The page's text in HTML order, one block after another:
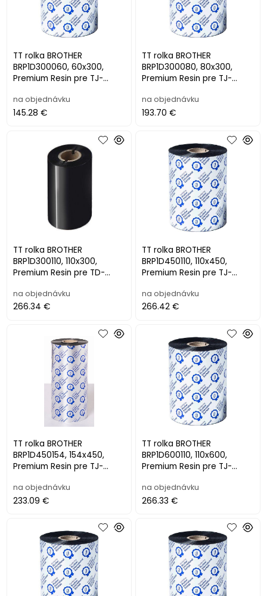
TT rolka BROTHER
BRP1D300060, 60x300,
Premium Resin pre TJ-
21TN (12ks)
na objednávku
145.28 €
TT rolka BROTHER
BRP1D300080, 80x300,
Premium Resin pre TJ-
21TN (12ks)
na objednávku
193.70 €
TT rolka BROTHER
BRP1D300110, 110x300,
Premium Resin pre TD-
na objednávku
266.34 €
TT rolka BROTHER
BRP1D450110, 110x450,
Premium Resin pre TJ-
21TN (8ks)
na objednávku
266.42 €
TT rolka BROTHER
BRP1D450154, 154x450,
Premium Resin pre TJ-
na objednávku
233.09 €
TT rolka BROTHER
BRP1D600110, 110x600,
Premium Resin pre TJ-
4522TN (6ks)
na objednávku
266.33 €